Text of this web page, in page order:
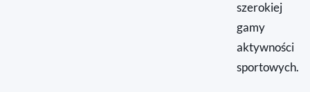
szerokiej
gamy
aktywności
sportowych.